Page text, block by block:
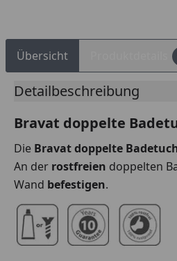
Übersicht
Detailbeschreibung
Bravat doppelte
Die Bravat doppelte
An der rostfreien doppelten
Wand befestigen.